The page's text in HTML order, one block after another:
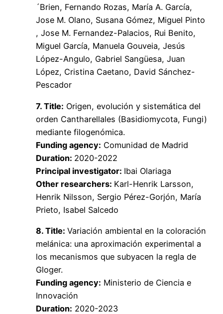
´Brien, Fernando Rozas, María A. García,
Jose M. Olano, Susana Gómez, Miguel Pinto
, Jose M. Fernandez-Palacios, Rui Benito,
Miguel García, Manuela Gouveia, Jesús
López-Angulo, Gabriel Sangüesa, Juan
López, Cristina Caetano, David Sánchez-
Pescador
7. Title: Origen, evolución y sistemática del
orden Cantharellales (Basidiomycota, Fungi)
mediante filogenómica.
Funding agency: Comunidad de Madrid
Duration: 2020-2022
Principal investigator: Ibai Olariaga
Other researchers: Karl-Henrik Larsson,
Henrik Nilsson, Sergio Pérez-Gorjón, María
Prieto, Isabel Salcedo
8. Title: Variación ambiental en la coloración
melánica: una aproximación experimental a
los mecanismos que subyacen la regla de
Gloger.
Funding agency: Ministerio de Ciencia e
Innovación
Duration: 2020-2023